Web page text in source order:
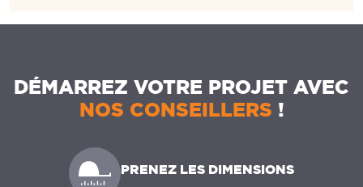
DÉMARREZ VOTRE PROJET AVEC
NOS CONSEILLERS !
PRENEZ LES DIMENSIONS